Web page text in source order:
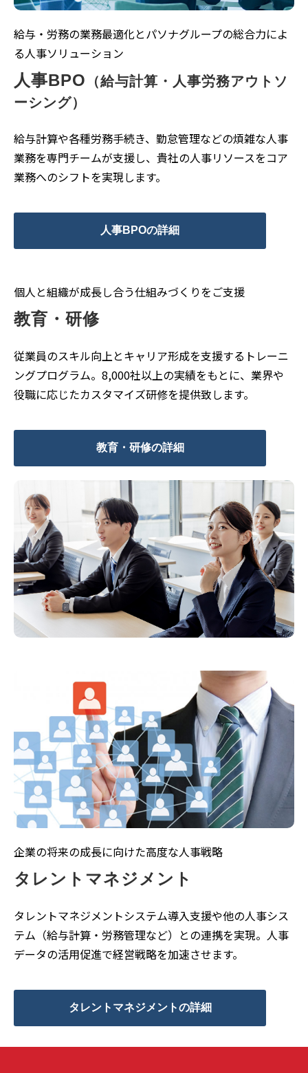
給与・労務の業務最適化とパソナグループの総合力によ
る人事ソリューション
人事BPO （給与計算・人事労務アウトソ
ーシング）
給与計算や各種労務手続き、勤怠管理などの煩雑な人事
業務を専門チームが支援し、貴社の人事リソースをコア
業務へのシフトを実現します。
人事BPOの詳細
個人と組織が成長し合う仕組みづくりをご支援
教育・研修
従業員のスキル向上とキャリア形成を支援するトレーニ
ングプログラム。8,000社以上の実績をもとに、業界や
役職に応じたカスタマイズ研修を提供致します。
教育・研修の詳細
企業の将来の成長に向けた高度な人事戦略
タレントマネジメント
タレントマネジメントシステム導入支援や他の人事シス
テム（給与計算・労務管理など）との連携を実現。人事
データの活用促進で経営戦略を加速させます。
タレントマネジメントの詳細